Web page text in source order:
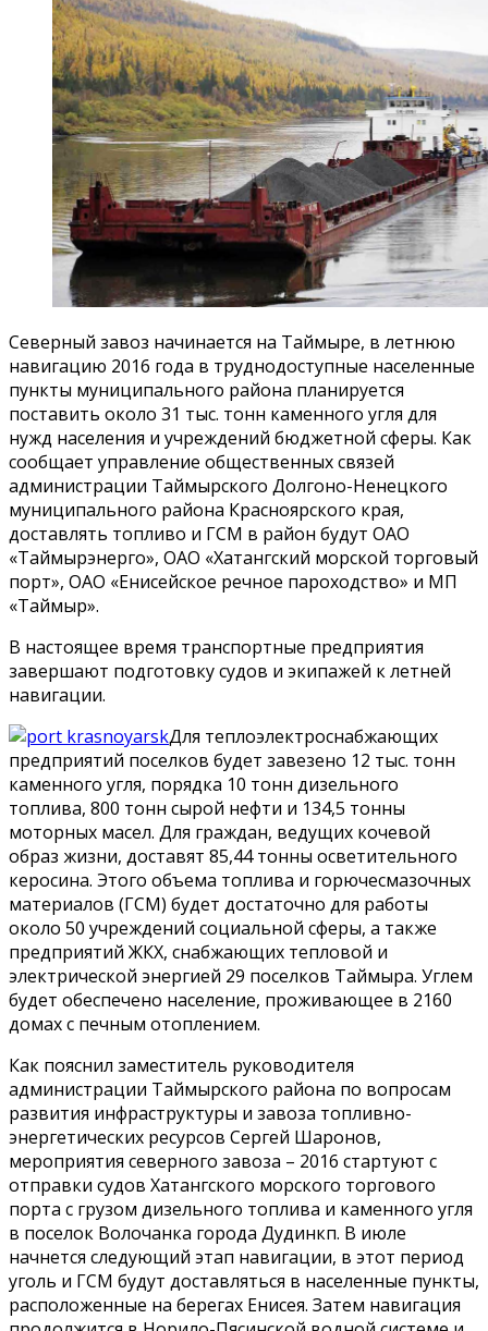
Северный завоз начинается на Таймыре, в летнюю
навигацию 2016 года в труднодоступные населенные
пункты муниципального района планируется
поставить около 31 тыс. тонн каменного угля для
нужд населения и учреждений бюджетной сферы. Как
сообщает управление общественных связей
администрации Таймырского Долгоно-Ненецкого
муниципального района Красноярского края,
доставлять топливо и ГСМ в район будут ОАО
«Таймырэнерго», ОАО «Хатангский морской торговый
порт», ОАО «Енисейское речное пароходство» и МП
«Таймыр».
В настоящее время транспортные предприятия
завершают подготовку судов и экипажей к летней
навигации.
Для теплоэлектроснабжающих
предприятий поселков будет завезено 12 тыс. тонн
каменного угля, порядка 10 тонн дизельного
топлива, 800 тонн сырой нефти и 134,5 тонны
моторных масел. Для граждан, ведущих кочевой
образ жизни, доставят 85,44 тонны осветительного
керосина. Этого объема топлива и горючесмазочных
материалов (ГСМ) будет достаточно для работы
около 50 учреждений социальной сферы, а также
предприятий ЖКХ, снабжающих тепловой и
электрической энергией 29 поселков Таймыра. Углем
будет обеспечено население, проживающее в 2160
домах с печным отоплением.
Как пояснил заместитель руководителя
администрации Таймырского района по вопросам
развития инфраструктуры и завоза топливно-
энергетических ресурсов Сергей Шаронов,
мероприятия северного завоза – 2016 стартуют с
отправки судов Хатангского морского торгового
порта с грузом дизельного топлива и каменного угля
в поселок Волочанка города Дудинкп. В июле
начнется следующий этап навигации, в этот период
уголь и ГСМ будут доставляться в населенные пункты,
расположенные на берегах Енисея. Затем навигация